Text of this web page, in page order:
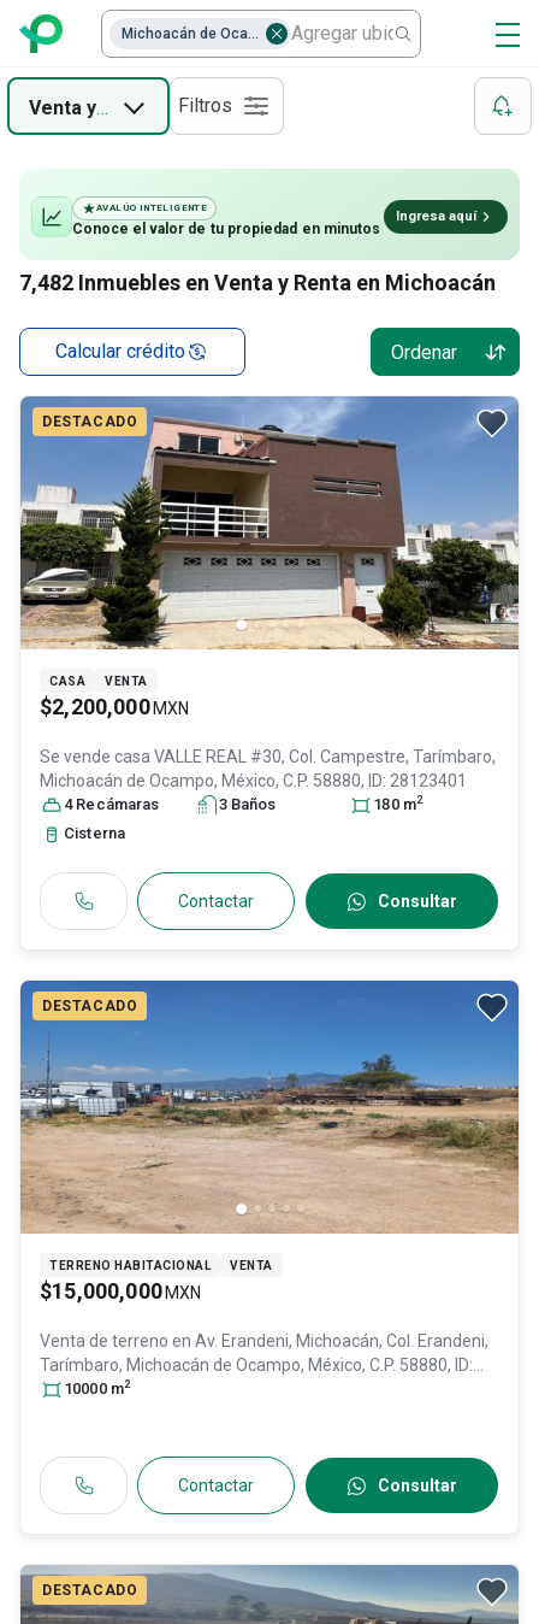
Venta yRenta Filtros
7,482 Inmuebles en Venta y Renta en Michoacán
Calcular crédito Ordenar
AVALÚO INTELIGENTE
Conoce el valor de tu propiedad en minutos
Ingresa aquí
DESTACADO
CASA VENTA
$2,200,000 MXN
Se vende casa VALLE REAL #30, Col. Campestre, Tarímbaro,
Michoacán de Ocampo, México, C.P. 58880, ID: 28123401
4 Recámaras 3 Baños 180 m2
Cisterna
Contactar Consultar
DESTACADO
TERRENO HABITACIONAL VENTA
$15,000,000 MXN
Venta de terreno en Av. Erandeni, Michoacán, Col. Erandeni,
Tarímbaro, Michoacán de Ocampo, México, C.P. 58880, ID:
31473508
10000 m2
Contactar Consultar
DESTACADO
Casas en renta en Michoacán
Departamentos en renta en Michoacán
Cuartos en renta en Michoacán
Casas en condominio
Terrenos Habitacionales
Departamentos
Casas
Locales
Michoacán de Ocampo